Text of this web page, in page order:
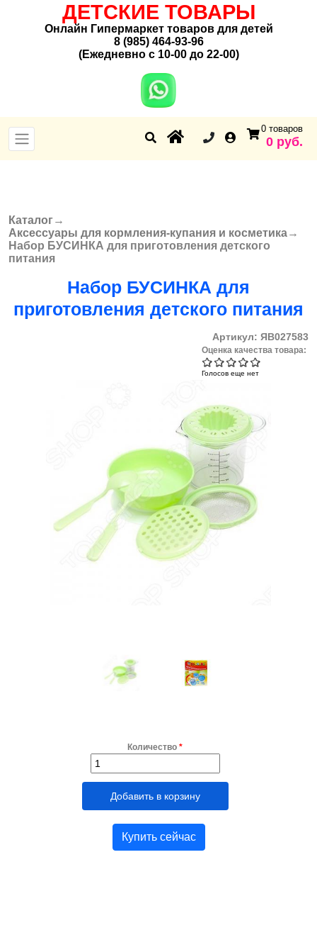
ДЕТСКИЕ ТОВАРЫ
Онлайн Гипермаркет товаров для детей
8 (985) 464-93-96
(Ежедневно с 10-00 до 22-00)
0 товаров
0 руб.
Вы здесь
Каталог→
Аксессуары для кормления-купания и косметика→
Набор БУСИНКА для приготовления детского
питания
Набор БУСИНКА для
приготовления детского питания
Артикул: ЯВ027583
Оценка качества товара:
Голосов еще нет
Количество *
Купить сейчас